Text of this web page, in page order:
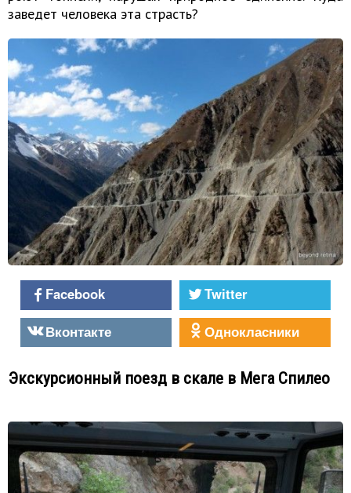
заведет человека эта страсть?
Facebook
Twitter
Вконтакте
Однокласники
Экскурсионный поезд в скале в Мега Спилео